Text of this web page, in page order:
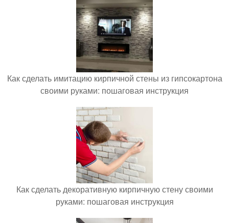
Как сделать имитацию кирпичной стены из гипсокартона
своими руками: пошаговая инструкция
Как сделать декоративную кирпичную стену своими
руками: пошаговая инструкция